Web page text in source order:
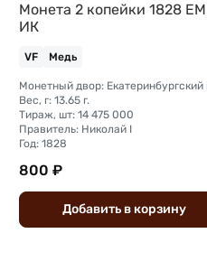
Монета 2 копейки 1828 ЕМ
ИК
VF Медь
Вес, г: 13.65 г.
Тираж, шт: 14 475 000
Правитель: Николай I
Год: 1828
800 ₽
Добавить вкорзину